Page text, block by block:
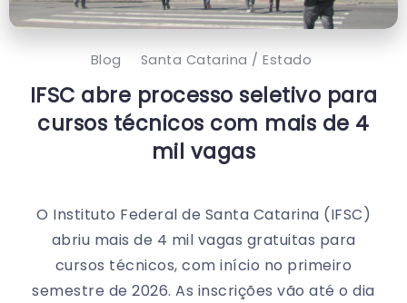
Blog Santa Catarina / Estado
IFSC abre processo seletivo para
cursos técnicos com mais de 4
mil vagas
O Instituto Federal de Santa Catarina (IFSC)
abriu mais de 4 mil vagas gratuitas para
cursos técnicos, com início no primeiro
semestre de 2026. As inscrições vão até o dia